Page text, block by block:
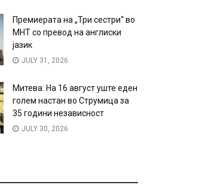
Премиерата на „Три сестри“ во
МНТ со превод на англиски
јазик
JULY 31, 2026
Митева: На 16 август уште еден
голем настан во Струмица за
35 години независност
JULY 30, 2026